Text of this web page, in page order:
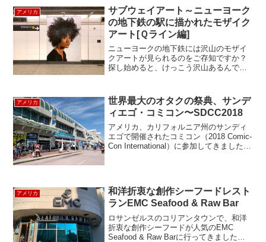
リー”なので、誰もが安心して宿泊でき
る。20...
アメリカ
サブウェイアート～ニューヨーク
の地下鉄の駅に描かれたモザイク
アート[Ｑライン編]
ニューヨークの地下鉄には沢山のモザイ
クアートが見られるのをご存知ですか？
探し始めると、けっこう沢山あるんで
一番新しく開通したセカンドアベニュー
ラインから。Ｑラインの86...
アメリカ
世界最大のオタクの祭典、サンデ
ィエゴ・コミコン〜SDCC2018
アメリカ、カリフォルニア州のサンディ
エゴで開催されたコミコン（2018 Comic-
Con International）に参加してきました。
アメリカ
和洋折衷な創作シーフードレスト
ランEMC Seafood & Raw Bar
ロサンゼルスのコリアンタウンで、和洋
折衷な創作シーフードが人気のEMC
Seafood & Raw Barに行ってきました。